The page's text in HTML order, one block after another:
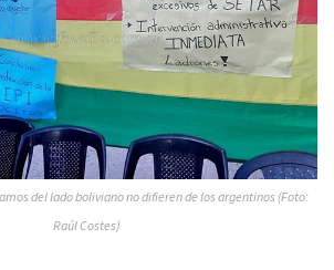
del lado boliviano no difieren de los argentinos (Foto:
Raúl Costes)